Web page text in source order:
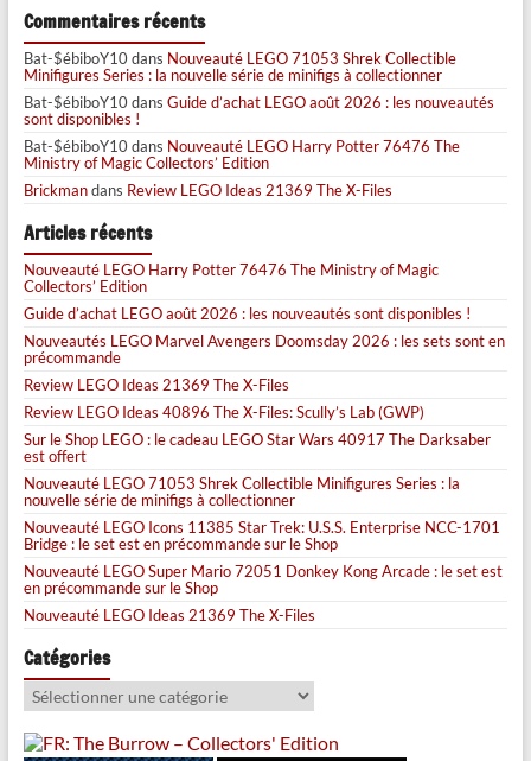
Commentaires récents
Bat-$ébiboY10dans Nouveauté LEGO 71053 Shrek Collectible
Minifigures Series : la nouvelle série de minifigs à collectionner
Bat-$ébiboY10dans Guide d’achat LEGO août 2026 : les nouveautés
sont disponibles !
Bat-$ébiboY10dans Nouveauté LEGO Harry Potter 76476 The
Ministry of Magic Collectors’ Edition
Brickmandans Review LEGO Ideas 21369 The X-Files
Articles récents
Nouveauté LEGO Harry Potter 76476 The Ministry of Magic
Collectors’ Edition
Guide d’achat LEGO août 2026 : les nouveautés sont disponibles !
Nouveautés LEGO Marvel Avengers Doomsday 2026 : les sets sont en
précommande
Review LEGO Ideas 21369 The X-Files
Review LEGO Ideas 40896 The X-Files: Scully’s Lab (GWP)
Sur le Shop LEGO : le cadeau LEGO Star Wars 40917 The Darksaber
est offert
Nouveauté LEGO 71053 Shrek Collectible Minifigures Series : la
nouvelle série de minifigs à collectionner
Nouveauté LEGO Icons 11385 Star Trek: U.S.S. Enterprise NCC-1701
Bridge : le set est en précommande sur le Shop
Nouveauté LEGO Super Mario 72051 Donkey Kong Arcade : le set est
en précommande sur le Shop
Nouveauté LEGO Ideas 21369 The X-Files
Catégories
Catégories